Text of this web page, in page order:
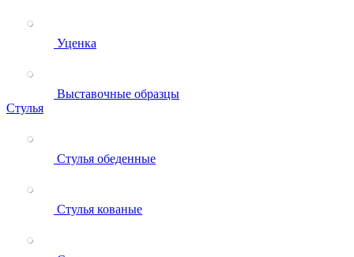
Уценка
Выставочные образцы
Стулья
Стулья обеденные
Стулья кованые